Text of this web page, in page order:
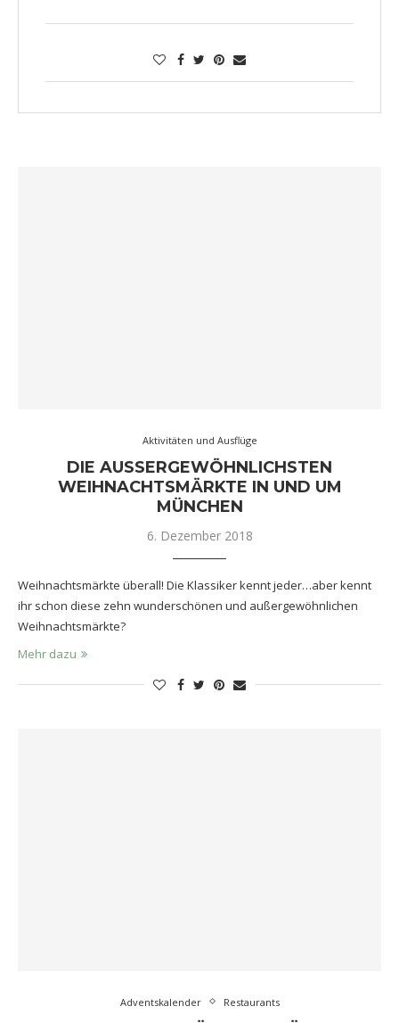
Aktivitäten und Ausflüge
DIE AUSSERGEWÖHNLICHSTEN
WEIHNACHTSMÄRKTE IN UND UM
MÜNCHEN
6. Dezember 2018
Weihnachtsmärkte überall! Die Klassiker kennt jeder…aber kennt
ihr schon diese zehn wunderschönen und außergewöhnlichen
Weihnachtsmärkte?
Mehr dazu
Adventskalender Restaurants